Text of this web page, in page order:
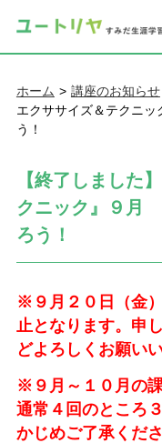
ホーム 講座のお知らせ
エクササイズ＆テクニ
う！
【終了しました
クニック』９月
ろう！
※９月２０日（金
止となります。申
どよろしくお願い
※９月～１０月の
通常４回のところ
かじめご了承くださ